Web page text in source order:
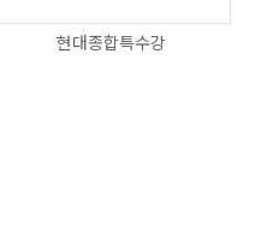
현대종합특수강